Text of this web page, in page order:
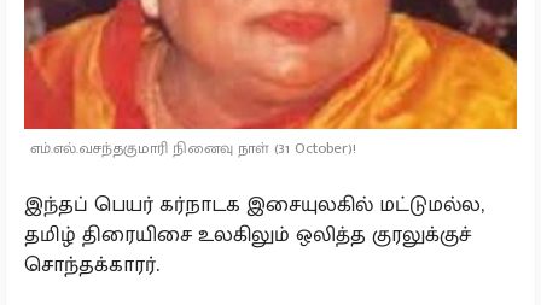
எம்.எல்.வசந்தகுமாரி நினைவு நாள் (31 October)!
இந்தப் பெயர் கர்நாடக இசையுலகில் மட்டுமல்ல,
தமிழ் திரையிசை உலகிலும் ஒலித்த குரலுக்குச்
சொந்தக்காரர்.